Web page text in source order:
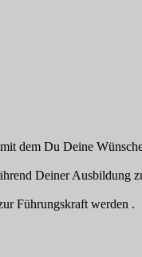
dem Du Deine
Deiner Ausbildung
Führungskraft werden .